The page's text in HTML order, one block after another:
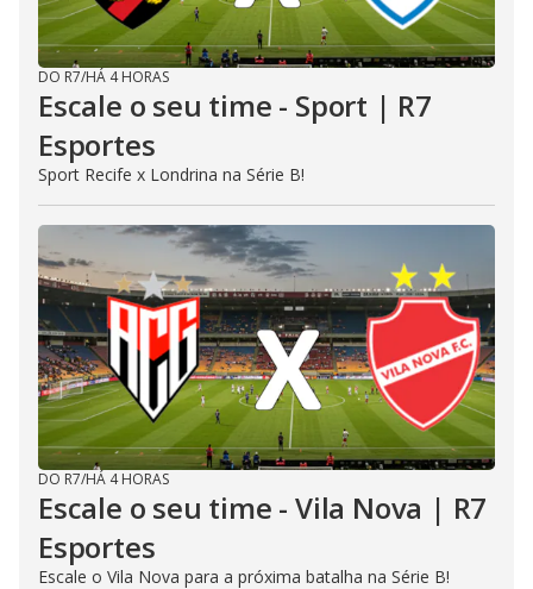
DO R7/HÁ 4 HORAS
Escale o seu time - Sport | R7
Esportes
Sport Recife x Londrina na Série B!
DO R7/HÁ 4 HORAS
Escale o seu time - Vila Nova | R7
Esportes
Escale o Vila Nova para a próxima batalha na Série B!